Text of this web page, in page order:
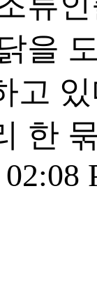
을
고
한